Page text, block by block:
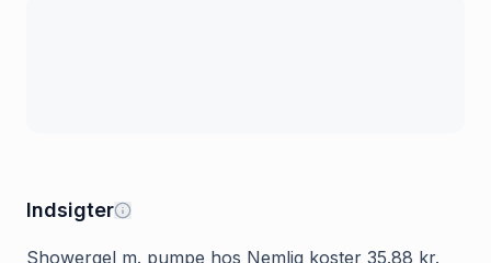
Indsigter
Showergel m. pumpe hos Nemlig koster 35.88 kr.